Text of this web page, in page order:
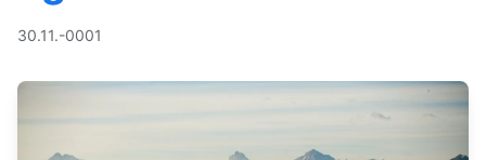
30.11.-0001